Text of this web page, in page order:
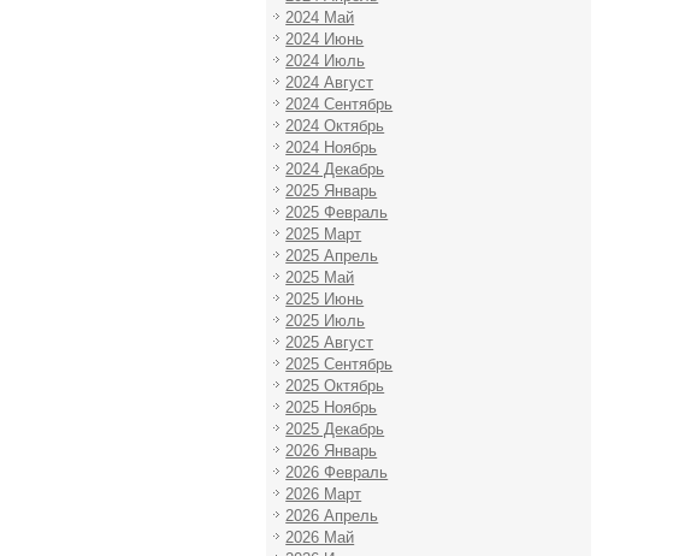
2024 Май
2024 Июнь
2024 Июль
2024 Август
2024 Сентябрь
2024 Октябрь
2024 Ноябрь
2024 Декабрь
2025 Январь
2025 Февраль
2025 Март
2025 Апрель
2025 Май
2025 Июнь
2025 Июль
2025 Август
2025 Сентябрь
2025 Октябрь
2025 Ноябрь
2025 Декабрь
2026 Январь
2026 Февраль
2026 Март
2026 Апрель
2026 Май